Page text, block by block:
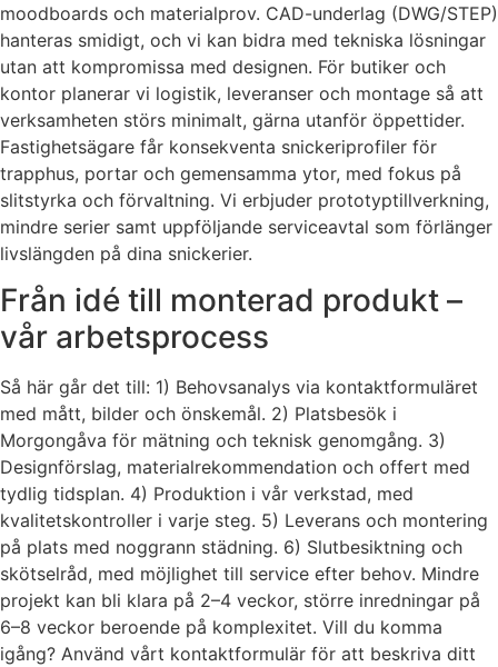
moodboards och materialprov. CAD-underlag (DWG/STEP)
hanteras smidigt, och vi kan bidra med tekniska lösningar
utan att kompromissa med designen. För butiker och
kontor planerar vi logistik, leveranser och montage så att
verksamheten störs minimalt, gärna utanför öppettider.
Fastighetsägare får konsekventa snickeriprofiler för
trapphus, portar och gemensamma ytor, med fokus på
slitstyrka och förvaltning. Vi erbjuder prototyptillverkning,
mindre serier samt uppföljande serviceavtal som förlänger
livslängden på dina snickerier.
Från idé till monterad produkt –
vår arbetsprocess
Så här går det till: 1) Behovsanalys via kontaktformuläret
med mått, bilder och önskemål. 2) Platsbesök i
Morgongåva för mätning och teknisk genomgång. 3)
Designförslag, materialrekommendation och offert med
tydlig tidsplan. 4) Produktion i vår verkstad, med
kvalitetskontroller i varje steg. 5) Leverans och montering
på plats med noggrann städning. 6) Slutbesiktning och
skötselråd, med möjlighet till service efter behov. Mindre
projekt kan bli klara på 2–4 veckor, större inredningar på
6–8 veckor beroende på komplexitet. Vill du komma
igång? Använd vårt kontaktformulär för att beskriva ditt